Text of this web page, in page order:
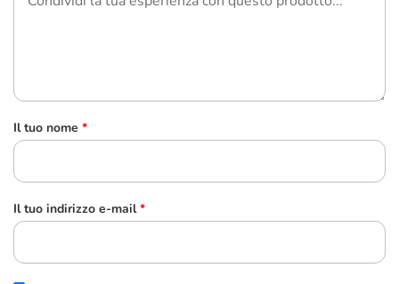
Il tuo nome *
Il tuo indirizzo e-mail *